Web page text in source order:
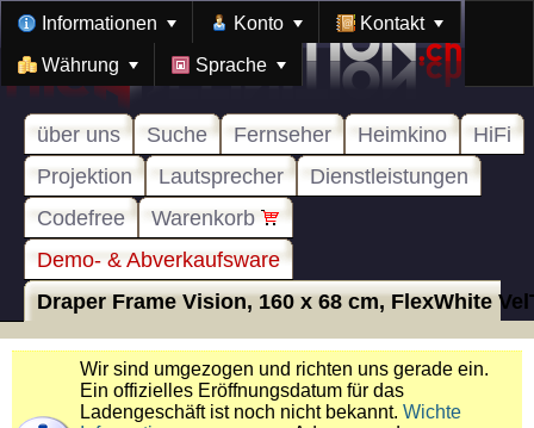
Informationen Konto Kontakt
Währung Sprache
über uns Suche Fernseher Heimkino
HiFi
Projektion
Lautsprecher
Dienstleistungen
Codefree
Warenkorb
Demo- & Abverkaufsware
Draper Frame Vision, 160 x 68 cm, FlexWhite
Wir sind umgezogen und richten uns gerade ein.
Ein offizielles Eröffnungsdatum für das
Ladengeschäft ist noch nicht bekannt. Wichte